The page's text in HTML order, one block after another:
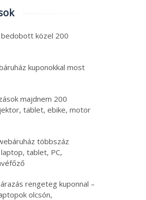
közel 200
kuponokkal most
majdnem 200
tablet, ebike, motor
többszáz
tablet, PC,
rengeteg kuponnal –
olcsón,